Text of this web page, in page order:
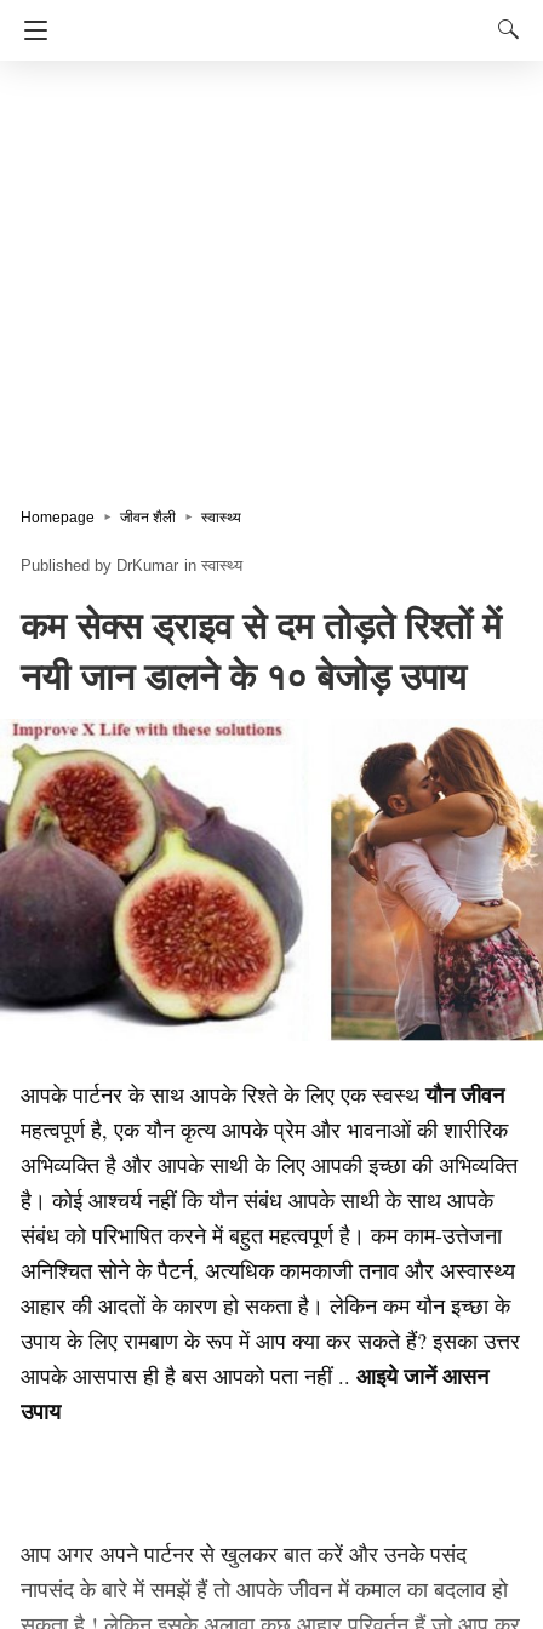
Homepage जीवन शैली स्वास्थ्य
DrKumar in स्वास्थ्य
कम सेक्स ड्राइव से दम तोड़ते रिश्तों में
नयी जान डालने के १० बेजोड़ उपाय
आपके पार्टनर के साथ आपके रिश्ते के लिए एक स्वस्थयौन जीवन
महत्वपूर्ण है, एक यौन कृत्य आपके प्रेम और भावनाओं की शारीरिक
अभिव्यक्ति है और आपके साथी के लिए आपकी इच्छा की अभिव्यक्ति
है। कोई आश्चर्य नहीं कि यौन संबंध आपके साथी के साथ आपके
संबंध को परिभाषित करने में बहुत महत्वपूर्ण है। कम काम-उत्तेजना
अनिश्चित सोने के पैटर्न, अत्यधिक कामकाजी तनाव और अस्वास्थ्य
आहार की आदतों के कारण हो सकता है। लेकिन कम यौन इच्छा के
उपाय के लिए रामबाण के रूप में आप क्या कर सकते हैं? इसका उत्तर
आपके आसपास ही है बस आपको पता नहीं .. आइये जानें आसन
उपाय
आप अगर अपने पार्टनर से खुलकर बात करें और उनके पसंद
नापसंद के बारे में समझें हैं तो आपके जीवन में कमाल का बदलाव हो